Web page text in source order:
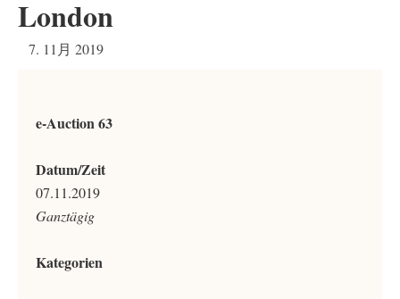
London
7. 11月 2019
e-Auction 63
Datum/Zeit
07.11.2019
Ganztägig
Kategorien